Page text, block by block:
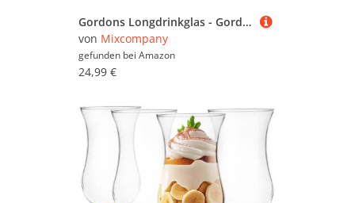
Gordons Longdrinkglas - Gordons Longdrink Glas/Gläser Set - 6x Longdrinkgläser
von Mixcompany
gefunden bei Amazon
24,99 €